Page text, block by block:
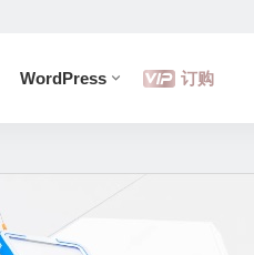
WordPress 订购